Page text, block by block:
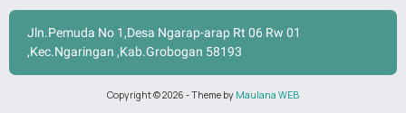
Jln.Pemuda No 1,Desa Ngarap-arap Rt 06 Rw 01
,Kec.Ngaringan ,Kab.Grobogan 58193
Copyright ©2026 - Theme by Maulana WEB